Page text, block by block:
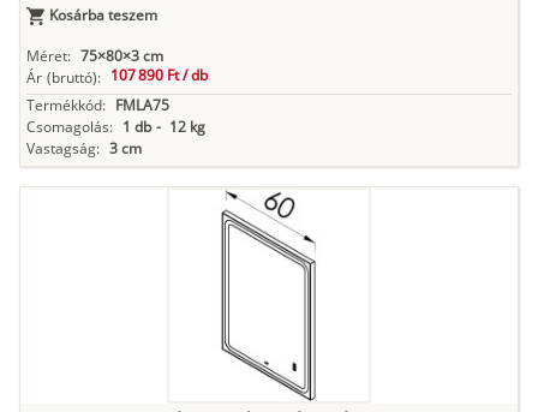
Kosárba teszem
Méret: 75×80×3 cm
Ár (bruttó): 107 890 Ft /db
Termékkód: FMLA75
Csomagolás: 1 db - 12 kg
Vastagság: 3 cm